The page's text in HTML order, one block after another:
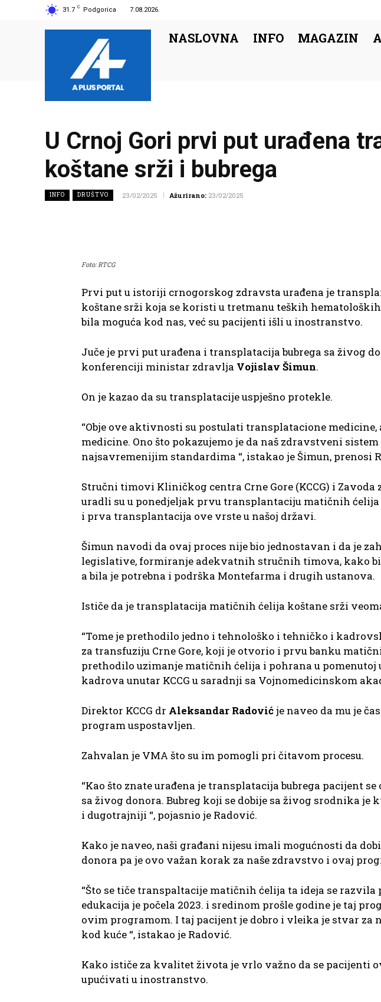
31.7 C Podgorica 7.08.2026.
NASLOVNA INFO MAGAZIN
U Crnoj Gori prvi put urađena
koštane srži i bubrega
INFO DRUŠTVO 23/02/2025 Ažurirano: 23/02/2025
Foto: RTCG
Prvi put u istoriji crnogorskog zdravsta urađena je
koštane srži koja se koristi u tretmanu teških
bila moguća kod nas, već su pacijenti išli u inostranstvo.
Juče je prvi put urađena i transplatacija bubrega sa živog
konferenciji ministar zdravlja Vojislav Šimun.
On je kazao da su transplatacije uspješno protekle.
“Obje ove aktivnosti su postulati transplatacione medicine,
medicine. Ono što pokazujemo je da naš zdravstveni
najsavremenijim standardima “, istakao je Šimun, prenosi
Stručni timovi Kliničkog centra Crne Gore (KCCG) i
uradli su u ponedjeljak prvu transplantaciju matičnih ćelija
i prva transplantacija ove vrste u našoj državi.
Šimun navodi da ovaj proces nije bio jednostavan i da je
legislative, formiranje adekvatnih stručnih timova, kako bi
a bila je potrebna i podrška Montefarma i drugih ustanova.
Ističe da je transplatacija matičnih ćelija koštane srži
“Tome je prethodilo jedno i tehnološko i tehničko i
za transfuziju Crne Gore, koji je otvorio i prvu banku
prethodilo uzimanje matičnih ćelija i pohrana u pomenutoj
kadrova unutar KCCG u saradnji sa Vojnomedicinskom
Direktor KCCG dr Aleksandar Radovićje naveo da mu je
program uspostavljen.
Zahvalan je VMA što su im pomogli pri čitavom procesu.
“Kao što znate urađena je transplatacija bubrega pacijent se
sa živog donora. Bubreg koji se dobije sa živog srodnika
i dugotrajniji “, pojasnio je Radović.
Kako je naveo, naši građani nijesu imali mogućnosti da
donora pa je ovo važan korak za naše zdravstvo i ovaj
“Što se tiče transpaltacije matičnih ćelija ta ideja se
edukacija je počela 2023. i sredinom prošle godine je taj
ovim programom. I taj pacijent je dobro i vleika je stvar za
kod kuće “, istakao je Radović.
Kako ističe za kvalitet života je vrlo važno da se pacijenti
upućivati u inostranstvo.